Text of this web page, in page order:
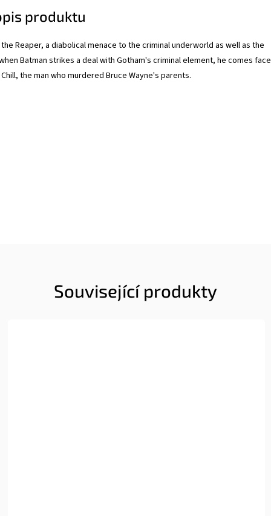
produktu
Reaper, a diabolical menace to the criminal underworld as well as the
Batman strikes a deal with Gotham's criminal element, he comes face
the man who murdered Bruce Wayne's parents.
Související produkty